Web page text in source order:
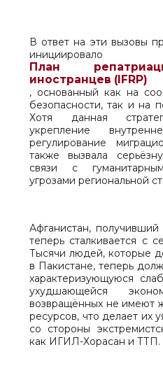
В ответ на эти вызовы
инициировало
План
иностранцев (IFRP)
, основанный как на
безопасности, так и на
Хотя данная
укрепление
регулирование
также вызвала
связи с
угрозами региональной
Афганистан,
теперь сталкивается с
Тысячи людей, которые
в Пакистане, теперь
характеризующуюся
ухудшающейся
возвращённых не имеют
ресурсов, что делает их
со стороны
как ИГИЛ-Хорасан и ТТП.